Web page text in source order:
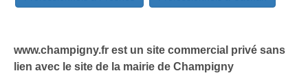
www.champigny.fr est un site commercial privé sans
lien avec le site de la mairie de Champigny